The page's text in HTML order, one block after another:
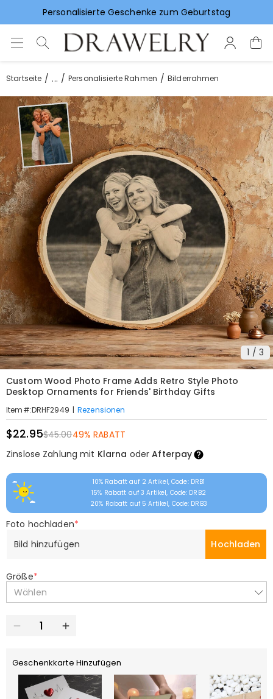
Vorlieben für Hochzeitsgeschenke
Startseite ... Personalisierte Rahmen Bilderrahmen
1 / 3
Custom Wood Photo Frame Adds Retro Style Photo
Desktop Ornaments for Friends' Birthday Gifts
Item#:DRHF2949 | Rezensionen
$22.95$45.0049% RABATT
Zinslose Zahlung mit Klarna oderAfterpay
10% Rabatt auf 2 Artikel, Code: DRB1
15% Rabatt auf 3 Artikel, Code: DRB2
20% Rabatt auf 5 Artikel, Code: DRB3
Foto hochladen*
Bild hinzufügen
Hochladen
Größe*
Wählen
Geschenkkarte Hinzufügen